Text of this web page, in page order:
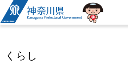
神奈川県
くらし